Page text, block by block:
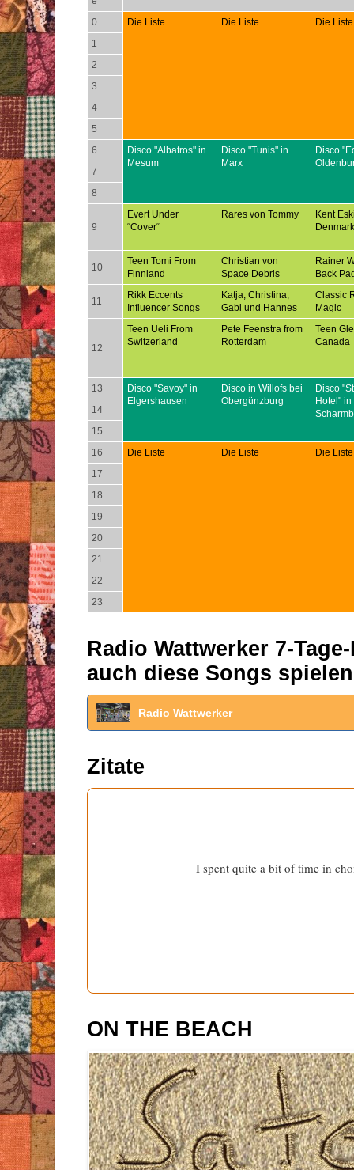
0 Die Liste Die Liste
Die Liste
1
2
3
4
5
6
Disco "Albatros" in
Mesum
Disco "Tunis" in
Marx
Disco
7
8
9
Evert Under
“Cover“
Rares von Tommy
Kent
Denmark
10
Teen Tomi From
Finnland
Christian von
Space Debris
Rainer
Back
11
Rikk Eccents
Influencer Songs
Katja, Christina,
Gabi und Hannes
Classic
Magic
12
Teen Ueli From
Switzerland
Pete Feenstra from
Rotterdam
Teen
Canada
13
Disco "Savoy" in
Elgershausen
Disco in Willofs bei
Obergünzburg
Disco
Hotel"
14
15
16
Die Liste Die Liste
Die Liste
17
18
19
20
21
22
23
Radio Wattwerker 7-
auch diese Songs spielen
Radio Wattwerker
Zitate
I spent quite a bit of time in
ON THE BEACH